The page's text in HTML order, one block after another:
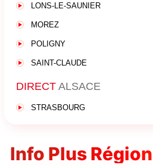
LONS-LE-SAUNIER
MOREZ
POLIGNY
SAINT-CLAUDE
DIRECT ALSACE
STRASBOURG
Info Plus Région